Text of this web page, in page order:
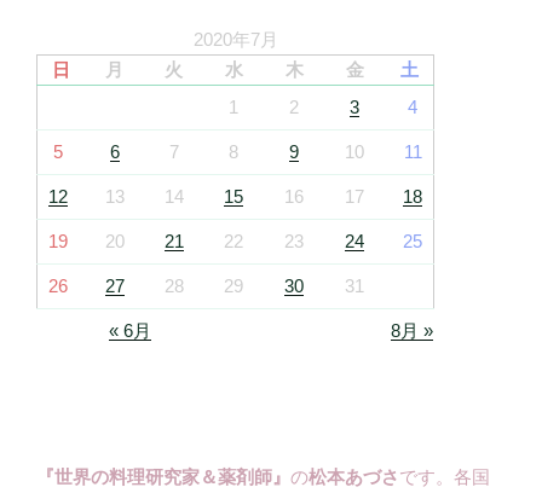
2020年7月
日
月 火 水 木 金
土
1
2 3 4
5 6 7 8 9 10 11
12 13 14 15 16 17 18
19 20 21 22 23 24 25
26 27 28 29 30 31
« 6月 8月 »
『世界の料理研究家＆薬剤師』 の松本あづさです。各国